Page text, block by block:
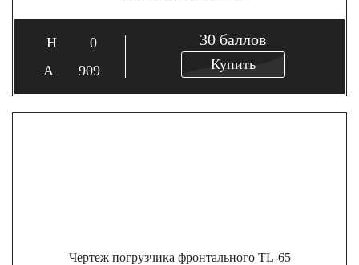
0
909
30 баллов
Купить
Чертеж погрузчика фронтального TL-65